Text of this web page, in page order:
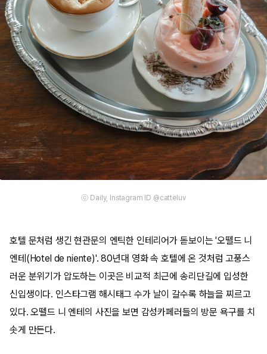
ⓒ Daily, Instagram ID @catteluv
호텔 문처럼 생긴 현관문의 엔틱한 인테리어가 돋보이는 '오뗄드 니
엔테(Hotel de niente)'. 80년대 영화 속 호텔에 온 것처럼 고풍스
러운 분위기가 압도하는 이곳은 비교적 최근에 송리단길에 입성한
신입생이다. 인스타그램 해시태그 수가 날이 갈수록 하늘을 찌르고
있다. 오뗄드 니 엔테의 사진을 보면 감성카페러들의 방문 욕구를 치
솟게 만든다.